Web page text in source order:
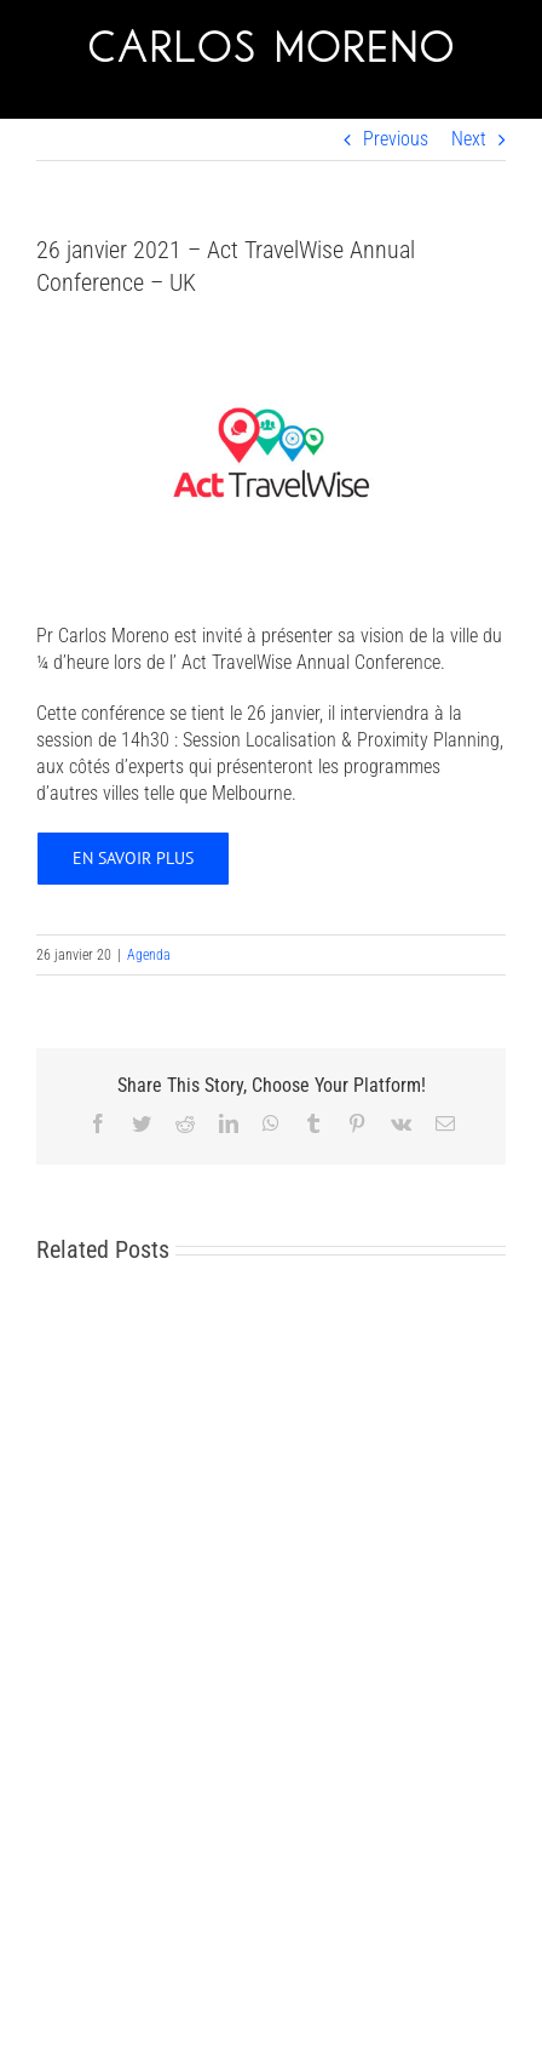
Previous Next
26 janvier 2021 – Act TravelWise Annual
Conference – UK
Pr Carlos Moreno est invité à présenter sa vision de la ville du
¼ d’heure lors de l’ Act TravelWise Annual Conference.
Cette conférence se tient le 26 janvier, il interviendra à la
session de 14h30 : Session Localisation & Proximity Planning,
aux côtés d’experts qui présenteront les programmes
d’autres villes telle que Melbourne.
EN SAVOIR PLUS
26 janvier 20 | Agenda
Share This Story, Choose Your Platform!
Facebook
TwitterRedditLinkedInWhatsApp
Tumblr Pinterest
Vk Email
Related Posts